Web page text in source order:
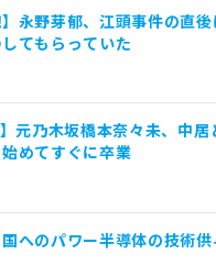
】永野芽郁、江頭事件の直
てもらっていた
元乃木坂橋本奈々未、中
めてすぐに卒業
へのパワー半導体の技術供